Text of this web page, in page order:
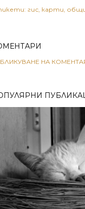
гис карти
НА